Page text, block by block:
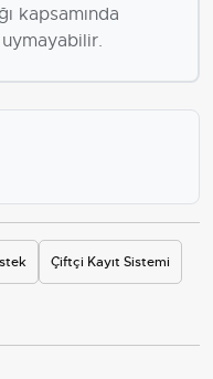
kapsamında
Çiftçi Kayıt Sistemi